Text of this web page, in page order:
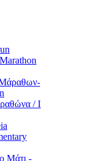
/ I
Μάτι -